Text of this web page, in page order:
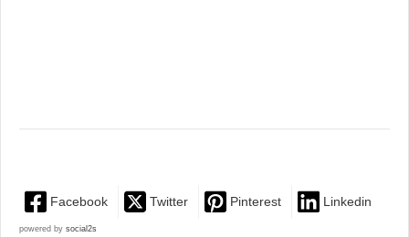
Facebook Twitter Pinterest Linkedin
powered by social2s